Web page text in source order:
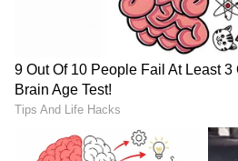
ಕ್ಯಾಮೆರಾಗಳಿದ್ದರೂ ಫೋಟೋ
ಉತ್ತಮವಾಗಿರುತ್ತದೆ ಎಂದರ್ಥವಲ್ಲ.
ಪ್ರಯೋಜನವೆಂದರೆ ಒಂದೇ ಫೋನ್
ಉತ್ತಮ ಫೋಟೋಗಳನ್ನು
5